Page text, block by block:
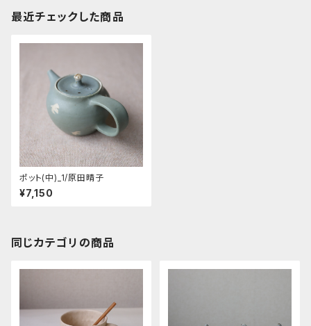
最近チェックした商品
ポット(中)_1/原田晴子
¥7,150
同じカテゴリの商品